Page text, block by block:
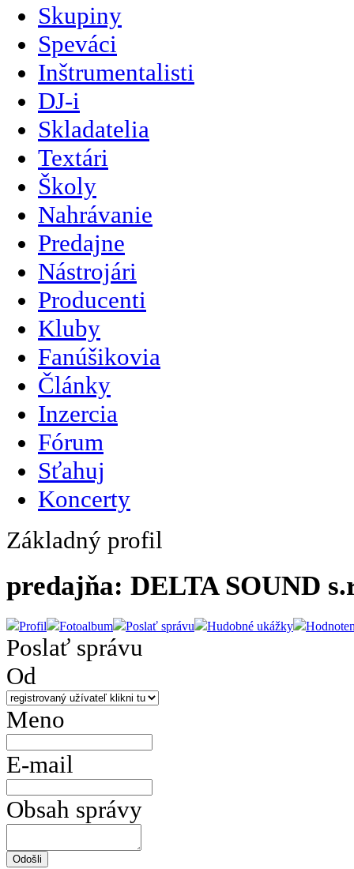
Skupiny
Speváci
Inštrumentalisti
DJ-i
Skladatelia
Textári
Školy
Nahrávanie
Predajne
Nástrojári
Producenti
Kluby
Fanúšikovia
Články
Inzercia
Fórum
Sťahuj
Koncerty
Základný profil
predajňa: DELTA SOUND
Profil Fotoalbum Poslať správu Hudobné ukážky
Poslať správu
Od
Meno
E-mail
Obsah správy